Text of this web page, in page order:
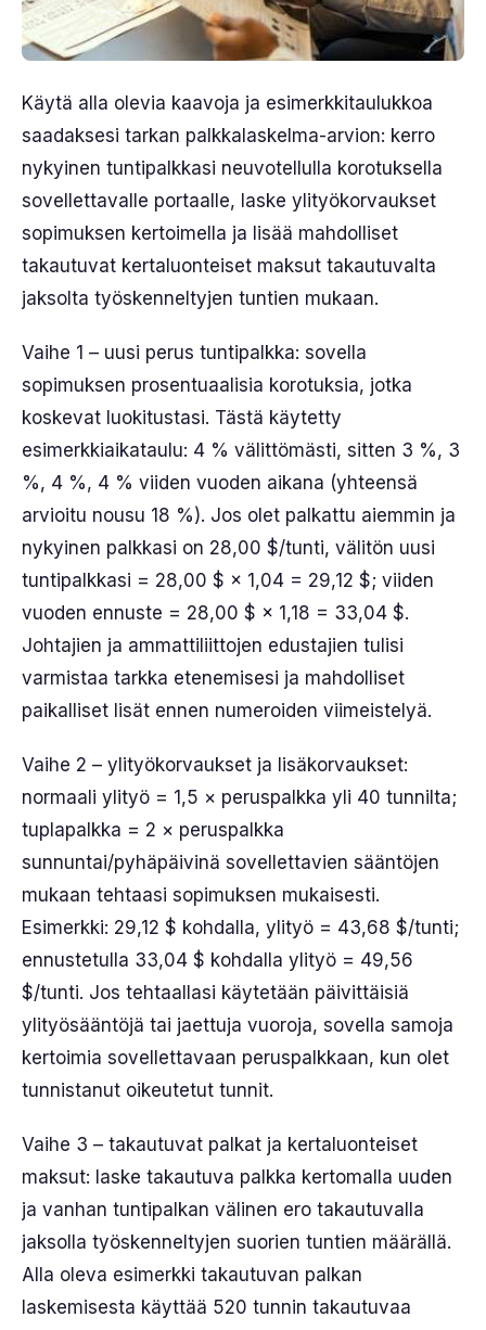
Käytä alla olevia kaavoja ja esimerkkitaulukkoa
saadaksesi tarkan palkkalaskelma-arvion: kerro
nykyinen tuntipalkkasi neuvotellulla korotuksella
sovellettavalle portaalle, laske ylityökorvaukset
sopimuksen kertoimella ja lisää mahdolliset
takautuvat kertaluonteiset maksut takautuvalta
jaksolta työskenneltyjen tuntien mukaan.
Vaihe 1 – uusi perus tuntipalkka: sovella
sopimuksen prosentuaalisia korotuksia, jotka
koskevat luokitustasi. Tästä käytetty
esimerkkiaikataulu: 4 % välittömästi, sitten 3 %, 3
%, 4 %, 4 % viiden vuoden aikana (yhteensä
arvioitu nousu 18 %). Jos olet palkattu aiemmin ja
nykyinen palkkasi on 28,00 $/tunti, välitön uusi
tuntipalkkasi = 28,00 $ × 1,04 = 29,12 $; viiden
vuoden ennuste = 28,00 $ × 1,18 = 33,04 $.
Johtajien ja ammattiliittojen edustajien tulisi
varmistaa tarkka etenemisesi ja mahdolliset
paikalliset lisät ennen numeroiden viimeistelyä.
Vaihe 2 – ylityökorvaukset ja lisäkorvaukset:
normaali ylityö = 1,5 × peruspalkka yli 40 tunnilta;
tuplapalkka = 2 × peruspalkka
sunnuntai/pyhäpäivinä sovellettavien sääntöjen
mukaan tehtaasi sopimuksen mukaisesti.
Esimerkki: 29,12 $ kohdalla, ylityö = 43,68 $/tunti;
ennustetulla 33,04 $ kohdalla ylityö = 49,56
$/tunti. Jos tehtaallasi käytetään päivittäisiä
ylityösääntöjä tai jaettuja vuoroja, sovella samoja
kertoimia sovellettavaan peruspalkkaan, kun olet
tunnistanut oikeutetut tunnit.
Vaihe 3 – takautuvat palkat ja kertaluonteiset
maksut: laske takautuva palkka kertomalla uuden
ja vanhan tuntipalkan välinen ero takautuvalla
jaksolla työskenneltyjen suorien tuntien määrällä.
Alla oleva esimerkki takautuvan palkan
laskemisesta käyttää 520 tunnin takautuvaa